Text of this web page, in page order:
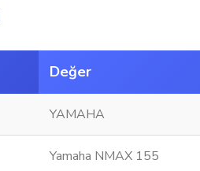
Değer
YAMAHA
Yamaha NMAX 155